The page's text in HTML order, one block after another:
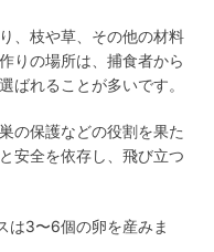
、枝や草、その他の材料
りの場所は、捕食者から
ばれることが多いです。
の保護などの役割を果た
安全を依存し、飛び立つ
は3〜6個の卵を産みま